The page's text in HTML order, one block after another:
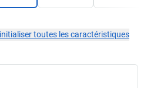
toutes les caractéristiques